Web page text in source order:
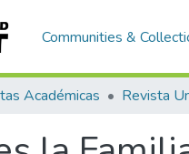
Communities &
Académicas Revista